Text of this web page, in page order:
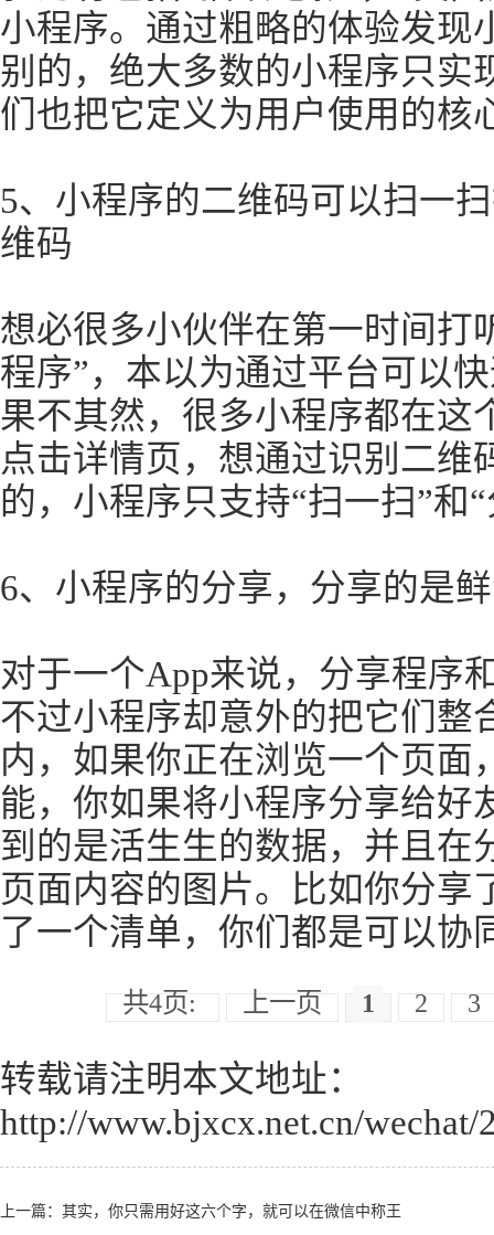
小程序。通过粗略的体验发现
别的，绝大多数的小程序只实
们也把它定义为用户使用的核
5、小程序的二维码可以扫一
维码
想必很多小伙伴在第一时间打
程序”，本以为通过平台可以
果不其然，很多小程序都在这
点击详情页，想通过识别二维
的，小程序只支持“扫一扫”和
6、小程序的分享，分享的是
对于一个App来说，分享程序
不过小程序却意外的把它们整
内，如果你正在浏览一个页面
能，你如果将小程序分享给好
到的是活生生的数据，并且在
页面内容的图片。比如你分享
了一个清单，你们都是可以协
共4页: 上一页 1 2 3
转载请注明本文地址：
http://www.bjxcx.net.cn/wechat/
上一篇： 其实，你只需用好这六个字，就可以在微信中称王